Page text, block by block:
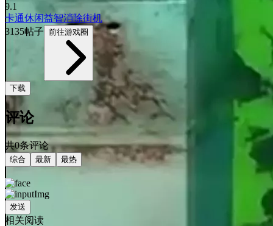
9.1
卡通休闲益智消除街机
3135帖子 前往游戏圈
下载
评论
共0条评论
综合 最新 最热
发送
相关阅读